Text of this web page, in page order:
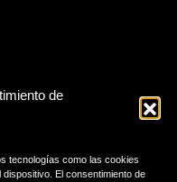
de
tecnologías como las cookies
El consentimiento de